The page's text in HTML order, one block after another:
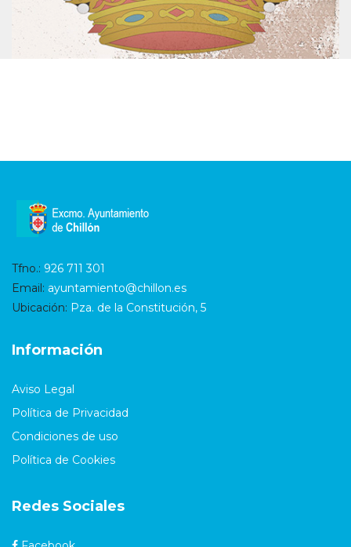
Tfno.: 926 711 301
Email: ayuntamiento@chillon.es
Ubicación: Pza. de la Constitución, 5
Información
Aviso Legal
Política de Privacidad
Condiciones de uso
Política de Cookies
Redes Sociales